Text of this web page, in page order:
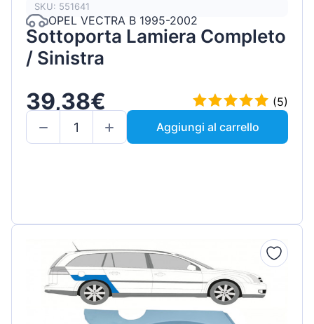
SKU: 551641
OPEL VECTRA B 1995-2002
Sottoporta Lamiera Completo
/ Sinistra
39,38€
(5)
Aggiungi al carrello